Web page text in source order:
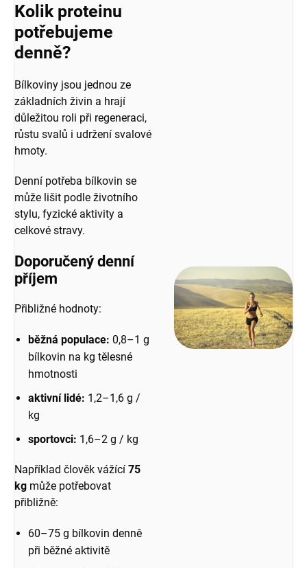
Kolik proteinu
potřebujeme
denně?
Bílkoviny jsou jednou ze
základních živin a hrají
důležitou roli při regeneraci,
růstu svalů i udržení svalové
hmoty.
Denní potřeba bílkovin se
může lišit podle životního
stylu, fyzické aktivity a
celkové stravy.
Doporučený denní
příjem
Přibližné hodnoty:
běžná populace: 0,8–1 g
bílkovin na kg tělesné
hmotnosti
aktivní lidé: 1,2–1,6 g /
kg
sportovci: 1,6–2 g / kg
Například člověk vážící 75
kg může potřebovat
přibližně:
60–75 g bílkovin denně
při běžné aktivitě